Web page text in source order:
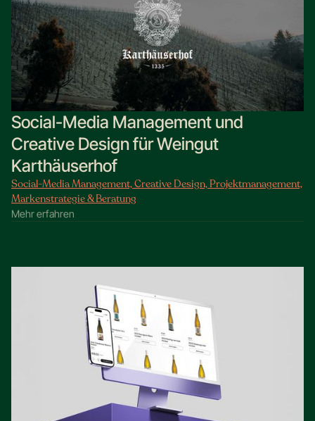
Social-Media Management und
Creative Design für Weingut
Karthäuserhof
Social-Media Management, Creative Design, Projektmanagement,
Markenstrategie & Beratung
Mehr erfahren